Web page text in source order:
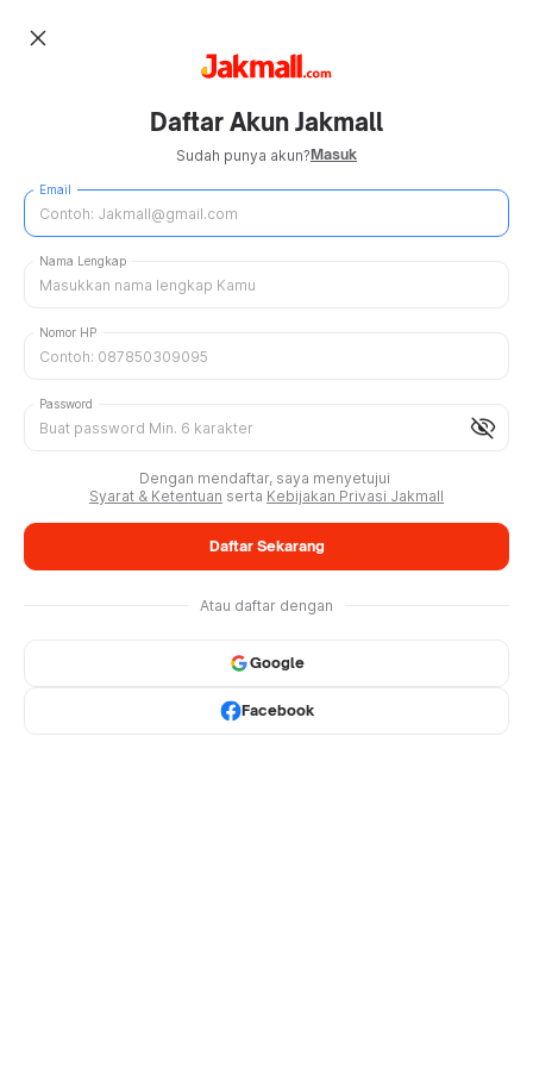
close
Daftar Akun Jakmall
Sudah punya akun?Masuk
Email
Nama Lengkap
Nomor HP
visibility_off
Password
Dengan mendaftar, saya menyetujui
Syarat & Ketentuan serta Kebijakan Privasi Jakmall
Daftar Sekarang
Atau daftar dengan
Google
Facebook